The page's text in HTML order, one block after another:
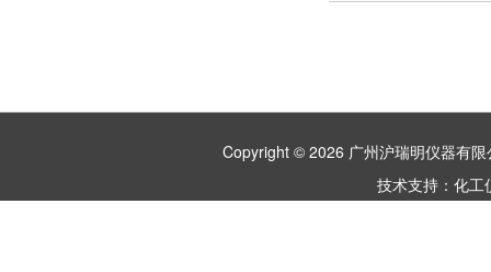
Copyright © 2026 广州沪瑞明仪器有
技术支持： 化工